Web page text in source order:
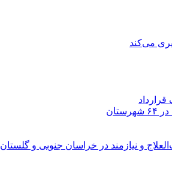
می‌کند
و نیازمند در خراسان جنوبی و گلستان